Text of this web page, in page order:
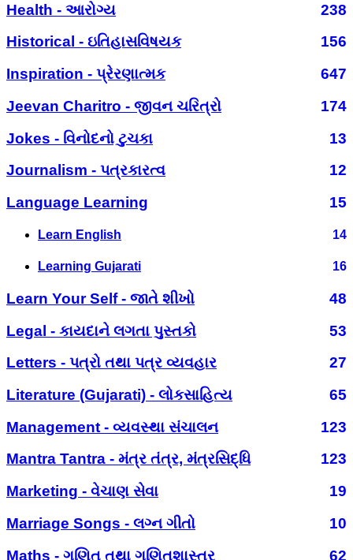
Health - આરોગ્ય
238
Historical - ઇતિહાસવિષયક
156
Inspiration - પ્રેરણાત્મક
647
Jeevan Charitro - જીવન ચરિત્રો
174
Jokes - વિનોદનો ટુચકા
13
Journalism - પત્રકારત્વ
12
Language Learning
15
Learn English 14
Learning Gujarati 16
Learn Your Self - જાતે શીખો
48
Legal - કાયદાને લગતા પુસ્તકો
53
Letters - પત્રો તથા પત્ર વ્યવહાર
27
Literature (Gujarati) - લોકસાહિત્ય
65
Management - વ્યવસ્થા સંચાલન
123
Mantra Tantra - મંત્ર તંત્ર, મંત્રસિદ્ધિ
123
Marketing - વેચાણ સેવા
19
Marriage Songs - લગ્ન ગીતો
10
Maths - ગણિત તથા ગણિતશાસ્ત્ર
62